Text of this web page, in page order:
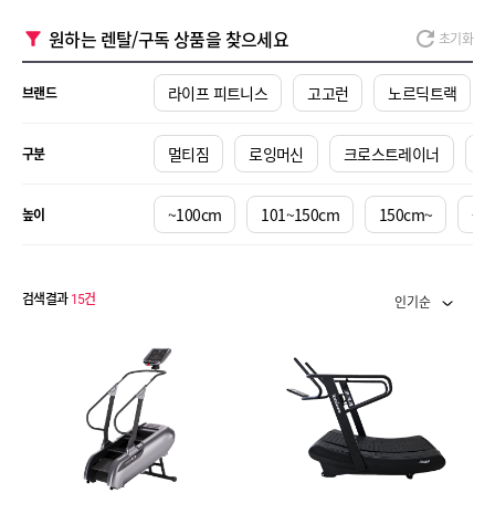
원하는 렌탈/구독 상품을 찾으세요 초기화
브랜드 라이프 피트니스 고고런 노르딕트랙
구분 멀티짐 로잉머신 크로스트레이너
높이 ~100cm 101~150cm 150cm~ -
검색결과 15건 인기순